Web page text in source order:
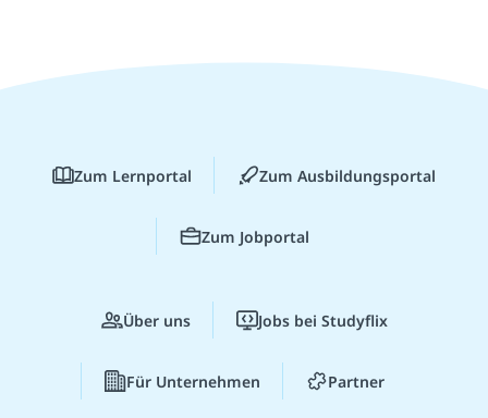
Zum Lernportal Zum Ausbildungsportal
Zum Jobportal
Über uns Jobs bei Studyflix
Für Unternehmen Partner